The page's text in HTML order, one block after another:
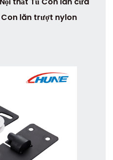
lăn trượt nylon